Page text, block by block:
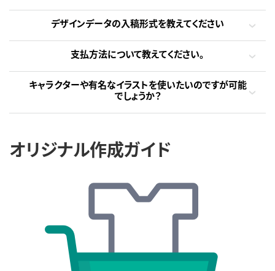
デザインデータの入稿形式を教えてください
支払方法について教えてください。
キャラクターや有名なイラストを使いたいのですが可能
でしょうか？
オリジナル作成ガイド